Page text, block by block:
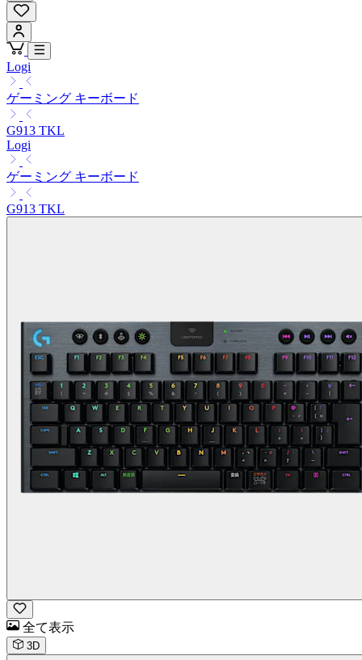
Logi
ゲーミング キーボード
G913 TKL
Logi
ゲーミング キーボード
G913 TKL
全て表示
3D